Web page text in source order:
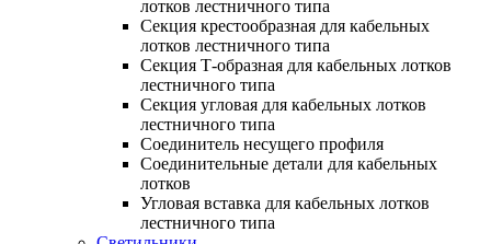
лотков лестничного типа
Секция крестообразная для кабельных
лотков лестничного типа
Секция Т-образная для кабельных лотков
лестничного типа
Секция угловая для кабельных лотков
лестничного типа
Соединитель несущего профиля
Соединительные детали для кабельных
лотков
Угловая вставка для кабельных лотков
лестничного типа